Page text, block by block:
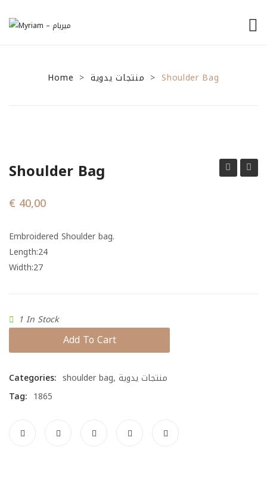
من نحن
Financial Tips
Home > منتجات يدوية > Shoulder Bag
Shoulder Bag
€ 40,00
Embroidered Shoulder bag.
Length:24
Width:27
1 In Stock
Add To Cart
Categories: shoulder bag, منتجات يدوية
Tag: 1865